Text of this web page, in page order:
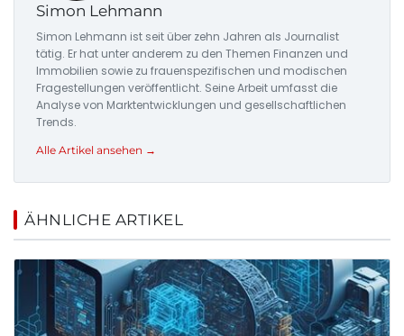
Simon Lehmann
Simon Lehmann ist seit über zehn Jahren als Journalist
tätig. Er hat unter anderem zu den Themen Finanzen und
Immobilien sowie zu frauenspezifischen und modischen
Fragestellungen veröffentlicht. Seine Arbeit umfasst die
Analyse von Marktentwicklungen und gesellschaftlichen
Trends.
Alle Artikel ansehen →
ÄHNLICHE ARTIKEL